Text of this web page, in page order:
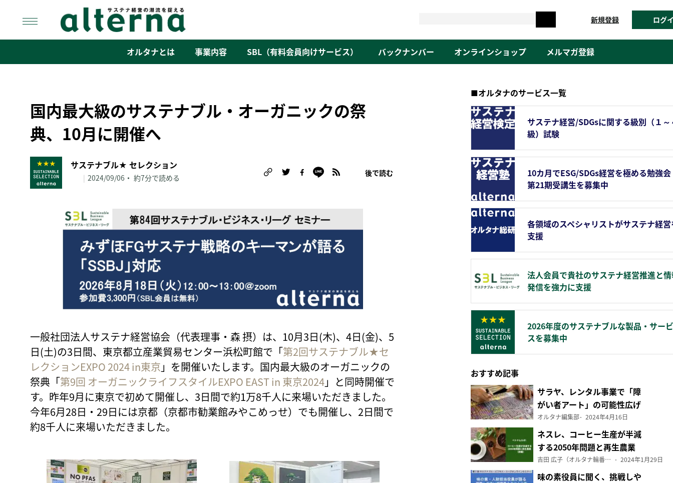
content
新規登録 ログ
オルタナとは 事業内容 SBL（有料会員向けサービス） バックナンバー オンラインショップ メルマガ登録
国内最大級のサステナブル・オーガニックの祭
典、10月に開催へ
サステナブル★ セレクション
| 2024/09/06 約7分で読める
後で読む
一般社団法人サステナ経営協会（代表理事・森 摂）は、10月3日(木)、4日(金)、5
日(土)の3日間、東京都立産業貿易センター浜松町館で「第2回サステナブル★セ
レクションEXPO 2024 in東京 」を開催いたします。国内最大級のオーガニックの
祭典「第9回 オーガニックライフスタイルEXPO EAST in 東京2024」と同時開催で
す。昨年9月に東京で初めて開催し、3日間で約1万8千人に来場いただきました。
今年6月28日・29日には京都（京都市勧業館みやこめっせ）でも開催し、2日間で
約8千人に来場いただきました。
■オルタナのサービス一覧
サステナ経営/SDGsに関する級別（１～
級）試験
10カ月でESG/SDGs経営を極める勉強
第21期受講生を募集中
各領域のスペシャリストがサステナ経
支援
法人会員で貴社のサステナ経営推進と
発信を強力に支援
2026年度のサステナブルな製品・サービ
スを募集中
おすすめ記事
サラヤ、レンタル事業で「障
がい者アート」の可能性広げ
る
オルタナ編集部 2024年4月16日
ネスレ、コーヒー生産が半減
する2050年問題と再生農業
（前編）
吉田 広子（オルタナ輪番編集長） 2024年1月29日
味の素役員に聞く、挑戦しや